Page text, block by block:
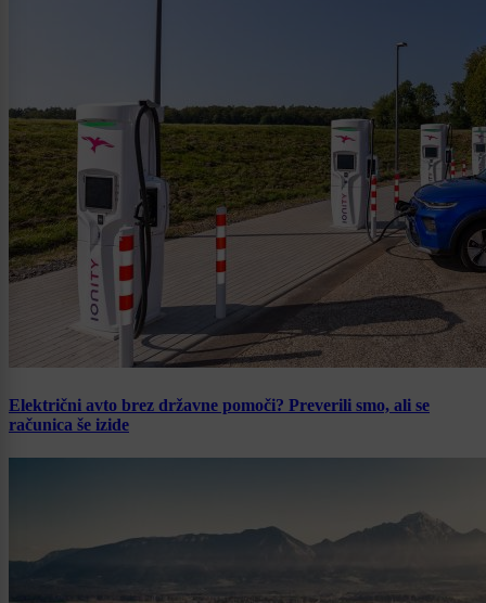
Električni avto brez državne pomoči? Preverili smo, ali se
računica še izide